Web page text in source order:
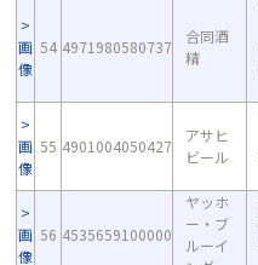
画
像
54 4971980580737
合同酒
精
画
像
55 4901004050427
アサヒ
ビール
画
像
56 4535659100000
ヤッホ
ー・ブ
ルーイ